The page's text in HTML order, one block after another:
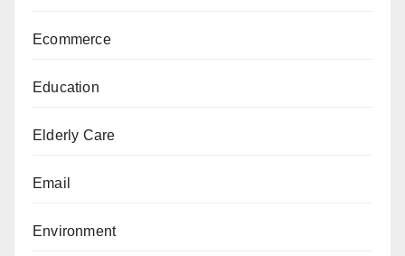
Ecommerce
Education
Elderly Care
Email
Environment